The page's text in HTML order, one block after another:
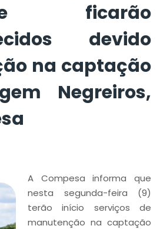
ficarão
devido
na captação
Negreiros,
A Compesa informa que
nesta segunda-feira (9)
terão início serviços de
manutenção na captação